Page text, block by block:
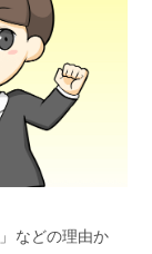
」などの理由か